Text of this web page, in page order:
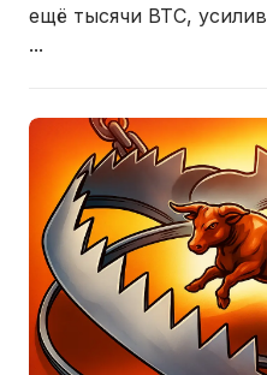
ещё тысячи BTC, усилив
...